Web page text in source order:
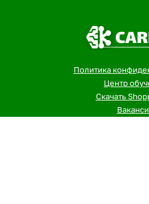
Политика
Центр
Скачать